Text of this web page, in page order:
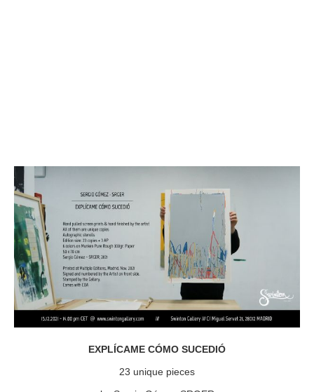
EXPLÍCAME CÓMO SUCEDIÓ
23 unique pieces